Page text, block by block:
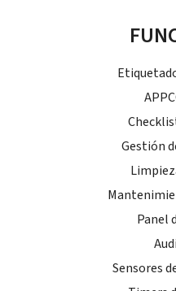
Gestión
Panel
Sensores